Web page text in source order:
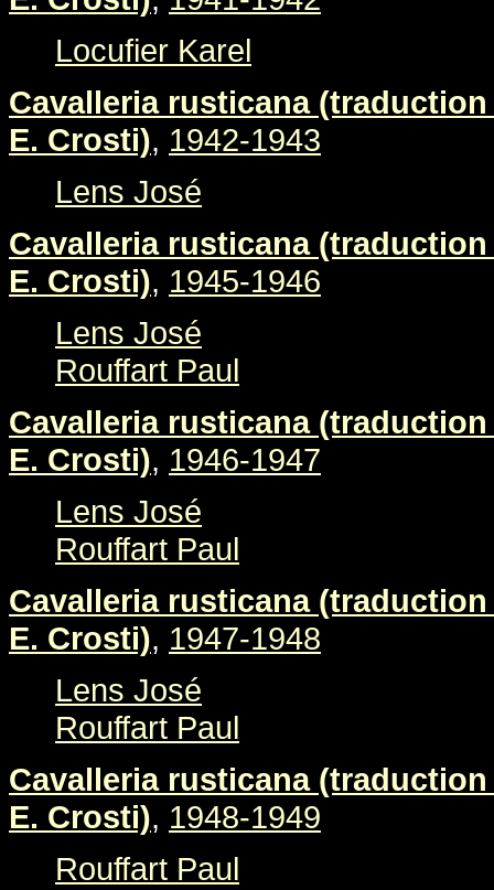
Locufier Karel
Cavalleria rusticana
E. Crosti), 1942-1943
Lens José
Cavalleria rusticana
E. Crosti), 1945-1946
Lens José
Rouffart Paul
Cavalleria rusticana
E. Crosti), 1946-1947
Lens José
Rouffart Paul
Cavalleria rusticana
E. Crosti), 1947-1948
Lens José
Rouffart Paul
Cavalleria rusticana
E. Crosti), 1948-1949
Rouffart Paul